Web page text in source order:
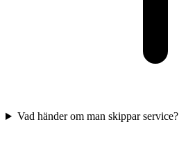
Vad händer om man skippar service?